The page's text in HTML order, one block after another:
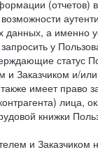
(отчетов)
данных, а именно
у
статус
и Заказчиком и/
имеет право
книжки
и Заказчиком